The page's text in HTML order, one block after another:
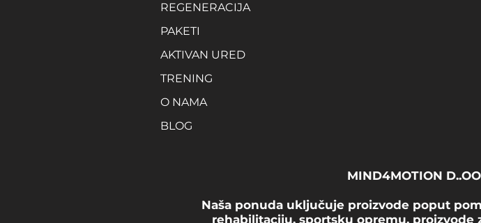
REGENERACIJA
PAKETI
AKTIVAN URED
TRENING
O NAMA
BLOG
MIND4MOTION
Naša ponuda uključuje proizvode poput
rehabilitaciju, sportsku opremu, proizvode